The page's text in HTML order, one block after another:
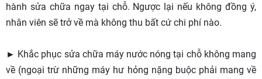
hành sửa chữa ngay tại chỗ. Ngược lại nếu không đồng ý,
nhân viên sẽ trở về mà không thu bất cứ chi phí nào.
► Khắc phục sửa chữa máy nước nóng tại chỗ không mang
về (ngoại trừ những máy hư hỏng nặng buộc phải mang về